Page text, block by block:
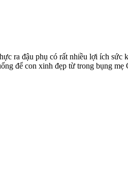
ra đậu phụ có rất nhiều lợi ích
để con xinh đẹp từ trong bụng